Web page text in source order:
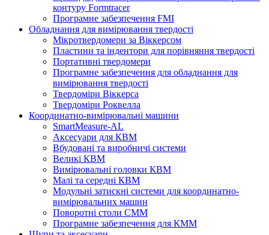
контуру Formtracer
Програмне забезпечення FMI
Обладнання для вимірювання твердості
Мікротвердомери за Віккерсом
Пластини та індентори для порівняння твердості
Портативні твердомери
Програмне забезпечення для обладнання для
вимірювання твердості
Твердоміри Віккерса
Твердоміри Роквелла
Координатно-вимірювальні машини
SmartMeasure-AL
Аксесуари для КВМ
Вбудовані та виробничі системи
Великі КВМ
Вимірювальні головки КВМ
Малі та середні КВМ
Модульні затискні системи для координатно-
вимірювальних машин
Поворотні столи CMM
Програмне забезпечення для КММ